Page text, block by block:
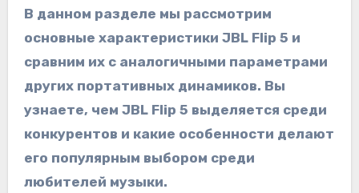
В данном разделе мы рассмотрим
основные характеристики JBL Flip 5 и
сравним их с аналогичными параметрами
других портативных динамиков. Вы
узнаете, чем JBL Flip 5 выделяется среди
конкурентов и какие особенности делают
его популярным выбором среди
любителей музыки.